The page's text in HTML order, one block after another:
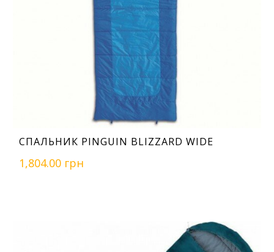
СПАЛЬНИК PINGUIN BLIZZARD WIDE
1,804.00 грн